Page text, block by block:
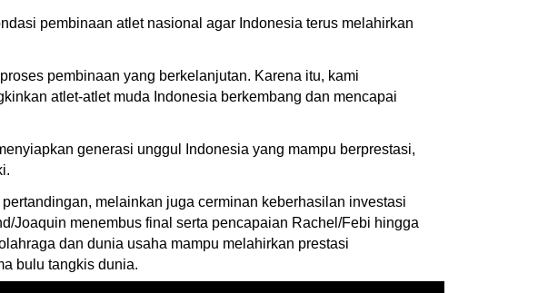
pembinaan atlet nasional agar Indonesia terus melahirkan
pembinaan yang berkelanjutan. Karena itu, kami
atlet-atlet muda Indonesia berkembang dan mencapai
generasi unggul Indonesia yang mampu berprestasi,
melainkan juga cerminan keberhasilan investasi
Joaquin menembus final serta pencapaian Rachel/Febi hingga
dan dunia usaha mampu melahirkan prestasi
bulu tangkis dunia.